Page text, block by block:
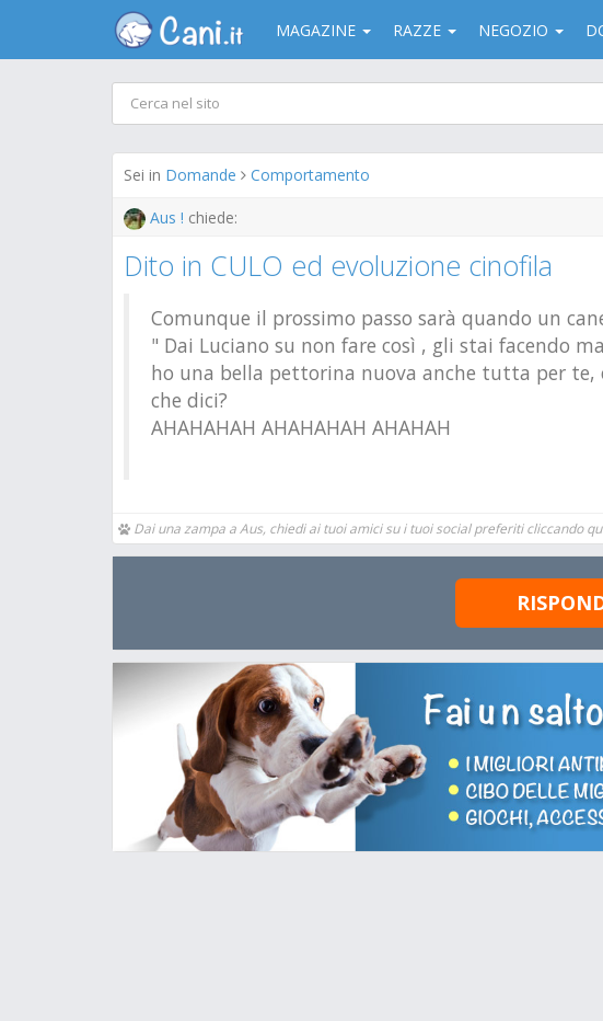
MAGAZINE RAZZE NEGOZIO
Sei in Domande Comportamento
Aus ! chiede:
Dito in CULO ed evoluzione cinofila
Comunque il prossimo passo sarà quando un
" Dai Luciano su non fare così , gli stai facendo
ho una bella pettorina nuova anche tutta per
che dici?
AHAHAHAH AHAHAHAH AHAHAH
Dai una zampa a Aus, chiedi ai tuoi amici su i tuoi social preferiti cliccando